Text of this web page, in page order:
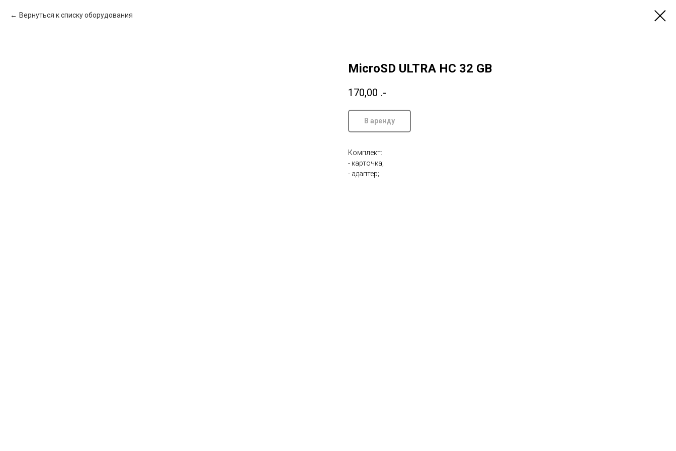
Вернуться к списку оборудования
MicroSD ULTRA HC 32 GB
170,00 .-
В аренду
Комплект:
- карточка;
- адаптер;